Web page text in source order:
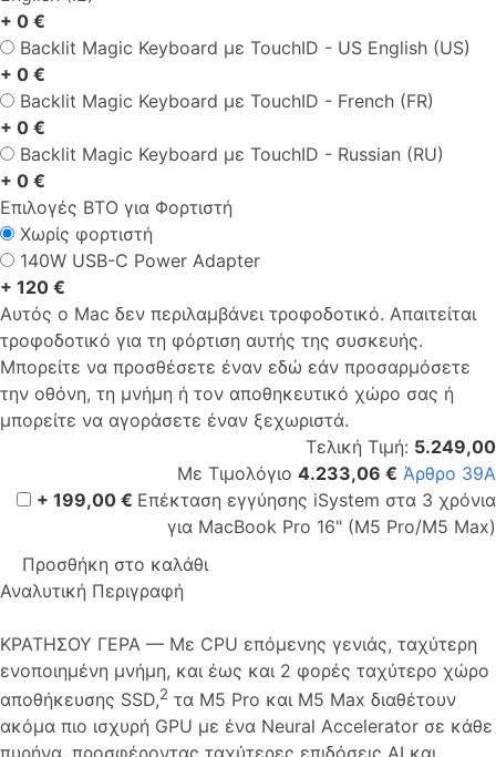
+ 0 €
Backlit Magic Keyboard με TouchID - US English (US)
+ 0 €
Backlit Magic Keyboard με TouchID - French (FR)
+ 0 €
Backlit Magic Keyboard με TouchID - Russian (RU)
+ 0 €
Επιλογές ΒΤΟ για Φορτιστή
Χωρίς φορτιστή
140W USB-C Power Adapter
+ 120 €
Αυτός ο Mac δεν περιλαμβάνει τροφοδοτικό. Απαιτείται
τροφοδοτικό για τη φόρτιση αυτής της συσκευής.
Μπορείτε να προσθέσετε έναν εδώ εάν προσαρμόσετε
την οθόνη, τη μνήμη ή τον αποθηκευτικό χώρο σας ή
μπορείτε να αγοράσετε έναν ξεχωριστά.
Τελική Τιμή: 5.249,00
Με Τιμολόγιο 4.233,06 € Άρθρο 39Α
+ 199,00 € Επέκταση εγγύησης iSystem στα 3 χρόνια
για MacBook Pro 16" (M5 Pro/M5 Max)
Προσθήκη στο καλάθι
Αναλυτική Περιγραφή
ΚΡΑΤΗΣΟΥ ΓΕΡΑ — Με CPU επόμενης γενιάς, ταχύτερη
ενοποιημένη μνήμη, και έως και 2 φορές ταχύτερο χώρο
αποθήκευσης SSD,2 τα M5 Pro και M5 Max διαθέτουν
ακόμα πιο ισχυρή GPU με ένα Neural Accelerator σε κάθε